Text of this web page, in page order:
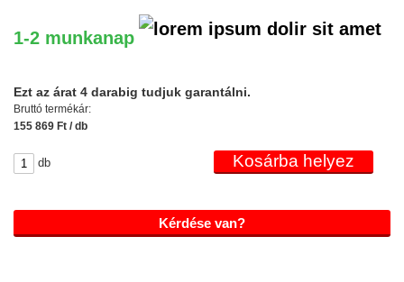
1-2 munkanap
Ezt az árat 4 darabig tudjuk garantálni.
Bruttó termékár:
155 869 Ft / db
db
Kérdése van?